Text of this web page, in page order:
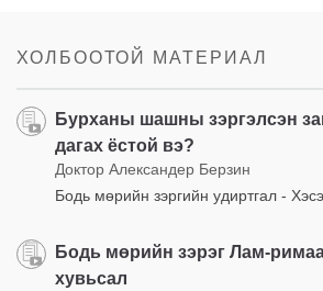
ХОЛБООТОЙ МАТЕРИАЛ
Бурханы шашны зэргэлсэн
дагах ёстой вэ?
Доктор Александер Берзин
Бодь мөрийн зэргийн удиртгал -
Бодь мөрийн зэрэг Лам-
хувьсал